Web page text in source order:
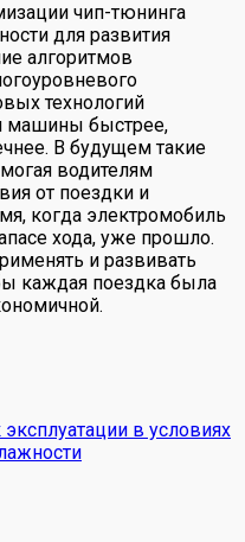
чип-тюнинга
для развития
алгоритмов
технологий
машины быстрее,
В будущем такие
водителям
от поездки и
когда электромобиль
хода, уже прошло.
и развивать
каждая поездка была
в условиях